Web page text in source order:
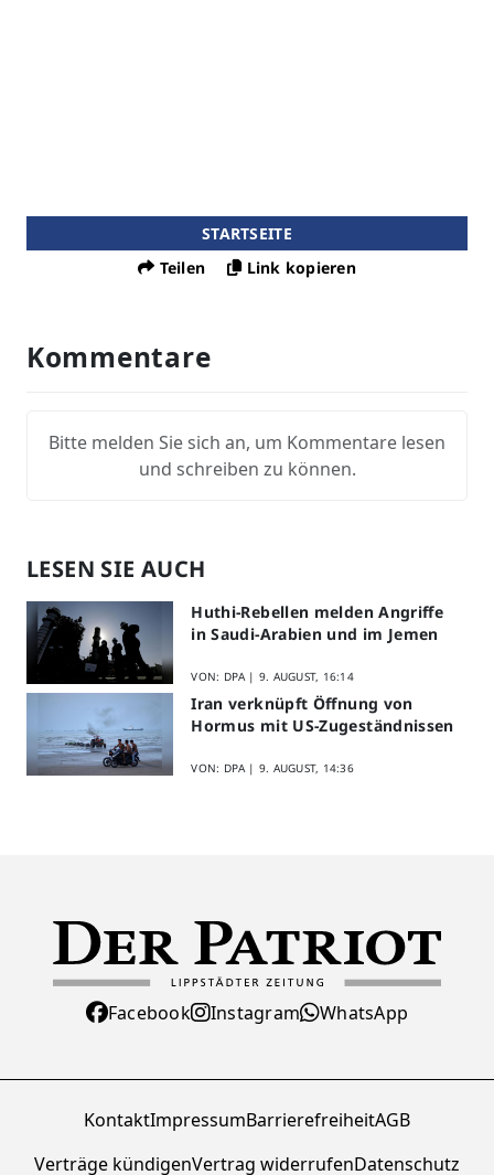
STARTSEITE
Teilen
Link kopieren
Kommentare
Bitte melden Sie sich an, um Kommentare lesen
und schreiben zu können.
LESEN SIE AUCH
Huthi-Rebellen melden Angriffe
in Saudi-Arabien und im Jemen
VON: DPA | 9. AUGUST, 16:14
Iran verknüpft Öffnung von
Hormus mit US-Zugeständnissen
VON: DPA | 9. AUGUST, 14:36
Facebook Instagram WhatsApp
KontaktImpressumBarrierefreiheitAGB
Verträge kündigenVertrag widerrufenDatenschutz